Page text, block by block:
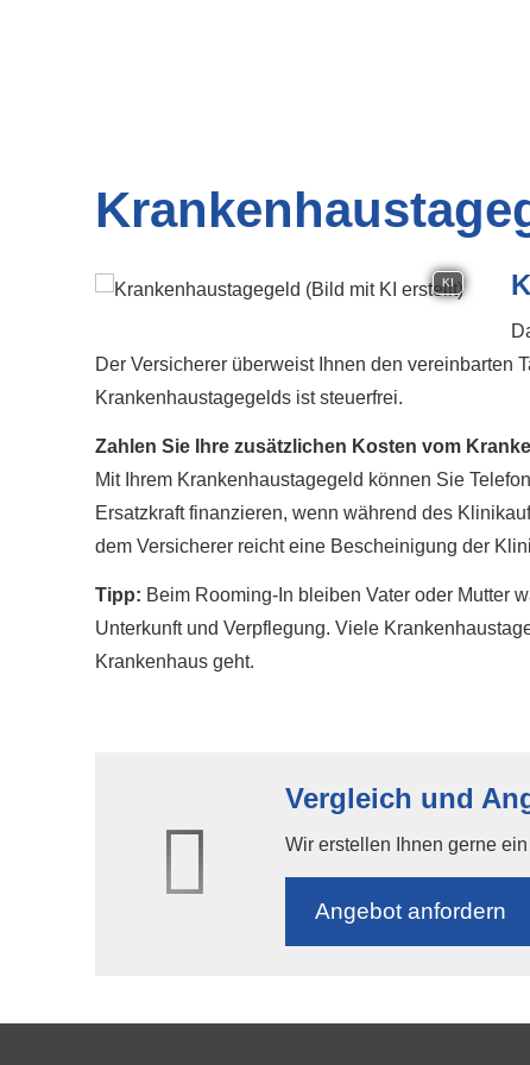
KI
Der Versicherer überweist Ihnen den vereinbarten
Krankenhaustagegelds ist steuerfrei.
Zahlen Sie Ihre zusätzlichen Kosten vom
Mit Ihrem Krankenhaustagegeld können Sie
Ersatzkraft finanzieren, wenn während des
dem Versicherer reicht eine Bescheinigung der
Tipp: Beim Rooming-In bleiben Vater oder Mutter
Unterkunft und Verpflegung. Viele
Krankenhaus geht.
Vergleich und
Wir erstellen Ihnen gerne
An­ge­bot an­for­dern